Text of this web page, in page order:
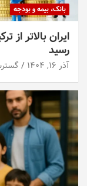
بانک، بیمه و بودجه
ایران بالاتر از
رسید
آذر ۱۶, ۱۴۰۴